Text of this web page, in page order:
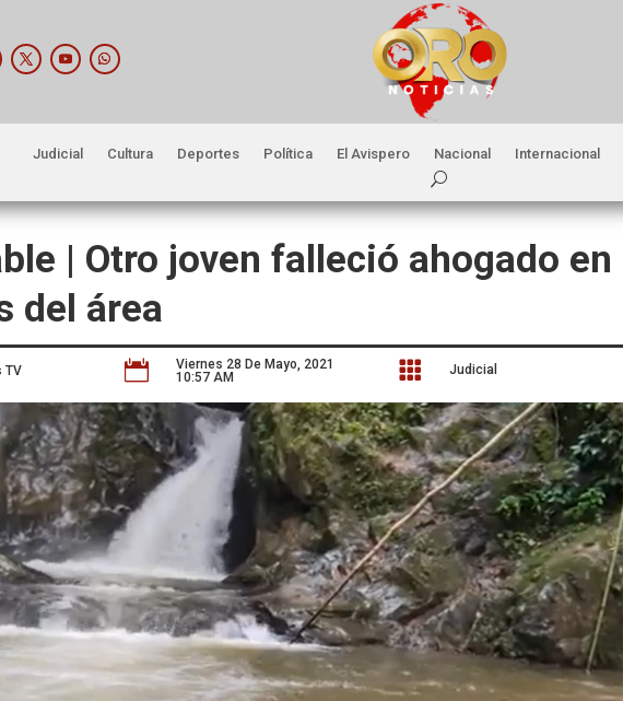
Judicial Cultura Deportes Política El Avispero Nacional Internacional
| Otro joven falleció ahogado en
del área
TV 
Viernes 28 De Mayo, 2021
10:57 AM
 Judicial